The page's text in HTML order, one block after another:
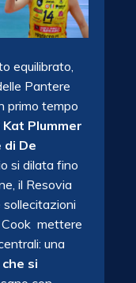
equilibrato,
Pantere
primo tempo
Kat Plummer
di De
si dilata fino
il Resovia
sollecitazioni
Cook mettere
una
si